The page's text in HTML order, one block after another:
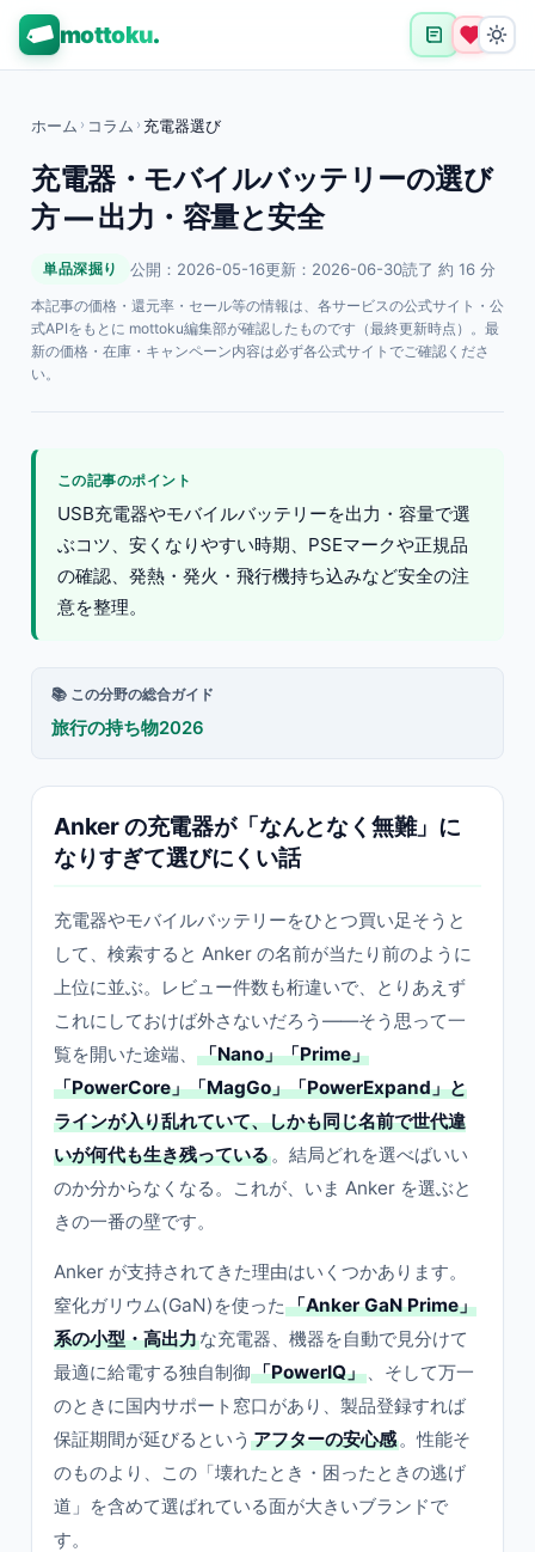
mottoku.
ホーム › コラム › 充電器選び
充電器・モバイルバッテリーの選び
方 — 出力・容量と安全
単品深掘り 公開：2026-05-16更新：2026-06-30読了 約 16 分
本記事の価格・還元率・セール等の情報は、各サービスの公式サイト・公
式APIをもとに mottoku編集部が確認したものです（最終更新時点）。最
新の価格・在庫・キャンペーン内容は必ず各公式サイトでご確認くださ
い。
この記事のポイント
USB充電器やモバイルバッテリーを出力・容量で選
ぶコツ、安くなりやすい時期、PSEマークや正規品
の確認、発熱・発火・飛行機持ち込みなど安全の注
意を整理。
📚 この分野の総合ガイド
旅行の持ち物2026
Anker の充電器が「なんとなく無難」に
なりすぎて選びにくい話
充電器やモバイルバッテリーをひとつ買い足そうと
して、検索すると Anker の名前が当たり前のように
上位に並ぶ。レビュー件数も桁違いで、とりあえず
これにしておけば外さないだろう——そう思って一
覧を開いた途端、
「Nano」「Prime」
「PowerCore」「MagGo」「PowerExpand」と
ラインが入り乱れていて、しかも同じ名前で世代違
いが何代も生き残っている。結局どれを選べばいい
のか分からなくなる。これが、いま Anker を選ぶと
きの一番の壁です。
Anker が支持されてきた理由はいくつかあります。
窒化ガリウム(GaN)を使った 「Anker GaN Prime」
系の小型・高出力な充電器、機器を自動で見分けて
最適に給電する独自制御「PowerIQ」 、そして万一
のときに国内サポート窓口があり、製品登録すれば
保証期間が延びるという アフターの安心感。性能そ
のものより、この「壊れたとき・困ったときの逃げ
道」を含めて選ばれている面が大きいブランドで
す。